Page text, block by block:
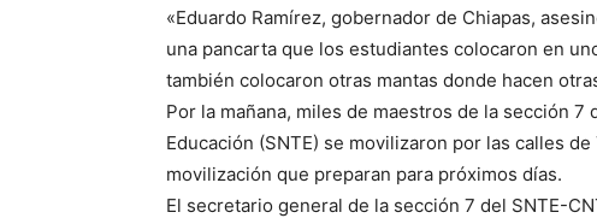
«Eduardo Ramírez, gobernador de Chiapas,
una pancarta que los estudiantes colocaron en
también colocaron otras mantas donde hacen
Por la mañana, miles de maestros de la sección
Educación (SNTE) se movilizaron por las calles
movilización que preparan para próximos días.
El secretario general de la sección 7 del SNTE-